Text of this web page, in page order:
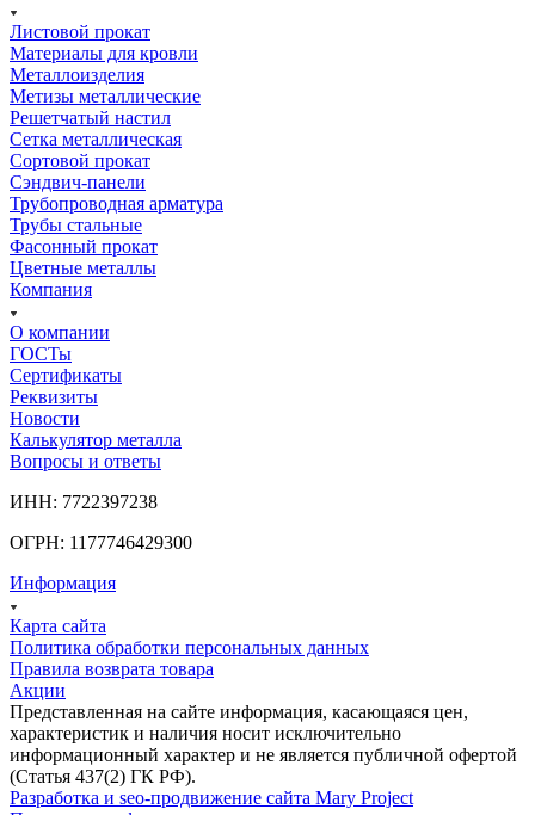
Листовой прокат
Материалы для кровли
Металлоизделия
Метизы металлические
Решетчатый настил
Сетка металлическая
Сортовой прокат
Сэндвич-панели
Трубопроводная арматура
Трубы стальные
Фасонный прокат
Цветные металлы
Компания
О компании
ГОСТы
Сертификаты
Реквизиты
Новости
Калькулятор металла
Вопросы и ответы
ИНН: 7722397238
ОГРН: 1177746429300
Информация
Карта сайта
Политика обработки персональных данных
Правила возврата товара
Акции
Представленная на сайте информация, касающаяся цен,
характеристик и наличия носит исключительно
информационный характер и не является публичной офертой
(Статья 437(2) ГК РФ).
Разработка и seo-продвижение сайта Mary Project